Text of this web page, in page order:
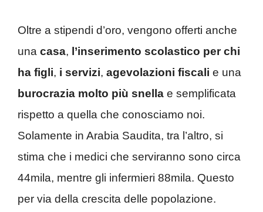
Oltre a stipendi d’oro, vengono offerti anche
una casa, l’inserimento scolastico per chi
ha figli, i servizi, agevolazioni fiscali e una
burocrazia molto più snella e semplificata
rispetto a quella che conosciamo noi.
Solamente in Arabia Saudita, tra l’altro, si
stima che i medici che serviranno sono circa
44mila, mentre gli infermieri 88mila. Questo
per via della crescita delle popolazione.